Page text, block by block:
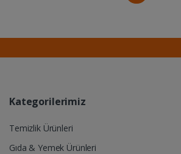
Kategorilerimiz
Temizlik Ürünleri
Gıda & Yemek Ürünleri